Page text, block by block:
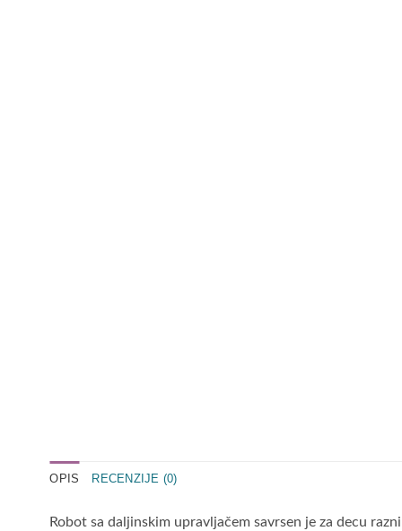
OPIS RECENZIJE (0)
Robot sa daljinskim upravljačem savrsen je za decu